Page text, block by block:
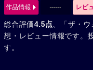
作品情報 ------ レビ
総合評価4.5点 、「ザ・
想・レビュー情報です。
す。